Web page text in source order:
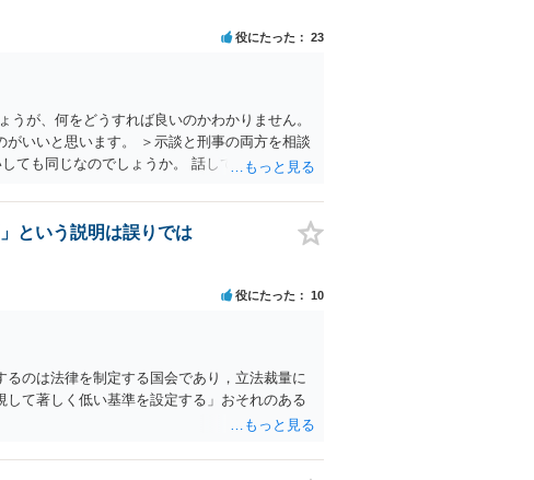
役にたった 23
が、何をどうすれば良いのかわかりません。
いいと思います。 ＞示談と刑事の両方を相談
ても同じなのでしょうか。 話してみた感じや
せん。
という説明は誤りでは
役にたった 10
のは法律を制定する国会であり，立法裁量に
て著しく低い基準を設定する」おそれのある